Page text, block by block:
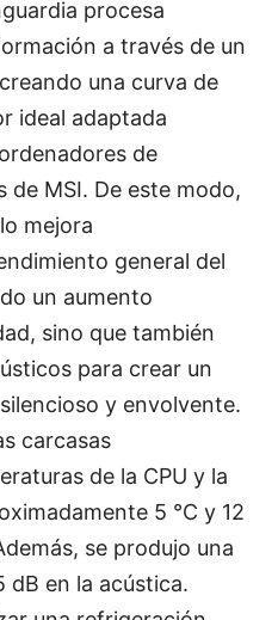
procesa
a través de un
una curva de
ideal adaptada
de
de MSI. De este modo,
mejora
general del
un aumento
sino que también
para crear un
y envolvente.
carcasas
de la CPU y la
5 °C y 12
se produjo una
dB en la acústica.